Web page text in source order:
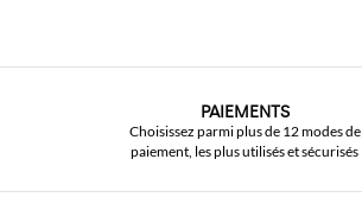
PAIEMENTS
Choisissez parmi plus de 12 modes de
paiement, les plus utilisés et sécurisés